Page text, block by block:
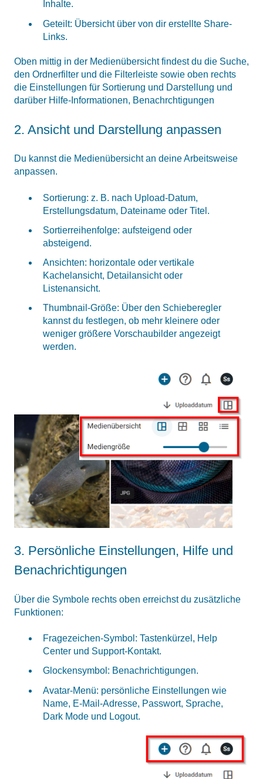
Inhalte.
Geteilt: Übersicht über von dir erstellte Share-
Links.
Oben mittig in der Medienübersicht findest du die Suche,
den Ordnerfilter und die Filterleiste sowie oben rechts
die Einstellungen für Sortierung und Darstellung und
darüber Hilfe-Informationen, Benachrchtigungen
2. Ansicht und Darstellung anpassen
Du kannst die Medienübersicht an deine Arbeitsweise
anpassen.
Sortierung: z. B. nach Upload-Datum,
Erstellungsdatum, Dateiname oder Titel.
Sortierreihenfolge: aufsteigend oder
absteigend.
Ansichten: horizontale oder vertikale
Kachelansicht, Detailansicht oder
Listenansicht.
Thumbnail-Größe: Über den Schieberegler
kannst du festlegen, ob mehr kleinere oder
weniger größere Vorschaubilder angezeigt
werden.
3. Persönliche Einstellungen, Hilfe und
Benachrichtigungen
Über die Symbole rechts oben erreichst du zusätzliche
Funktionen:
Fragezeichen-Symbol: Tastenkürzel, Help
Center und Support-Kontakt.
Glockensymbol: Benachrichtigungen.
Avatar-Menü: persönliche Einstellungen wie
Name, E-Mail-Adresse, Passwort, Sprache,
Dark Mode und Logout.